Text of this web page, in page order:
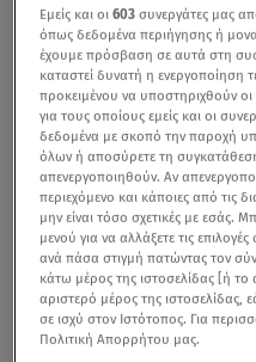
«Είμαστε έτοιμοι πια και
κονδύλια ώστε να
πρόσθετους πόρους στη
ικανοποιήσουμε με αυτό
2/3 των αιτήσεων των
εκατομμύρια θα
βιολογικής αγροτικής
πρωθυπουργός.
Εμείς και οι603 συνεργάτες μας
όπως δεδομένα περιήγησης ή
έχουμε πρόσβαση σε αυτά στη
καταστεί δυνατή η ενεργοποίηση
προκειμένου να υποστηριχθούν
για τους οποίους εμείς και οι
δεδομένα με σκοπό την παροχή
όλων ή αποσύρετε τη
απενεργοποιηθούν. Αν
περιεχόμενο και κάποιες από τις
μην είναι τόσο σχετικές με εσάς.
μενού για να αλλάξετε τις
ανά πάσα στιγμή πατώντας τον
κάτω μέρος της ιστοσελίδας [ή το
αριστερό μέρος της ιστοσελίδας,
σε ισχύ στον Ιστότοπος. Για
Πολιτική Απορρήτου μας.